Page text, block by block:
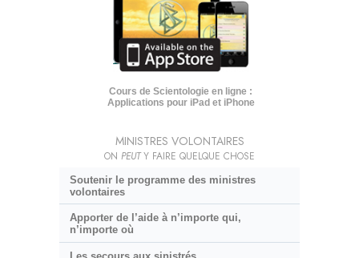
Cours de Scientologie en ligne :
Applications pour iPad et iPhone
MINISTRES VOLONTAIRES
ON PEUTY FAIRE QUELQUE CHOSE
Soutenir le programme des ministres
volontaires
Apporter de l’aide à n’importe qui,
n’importe où